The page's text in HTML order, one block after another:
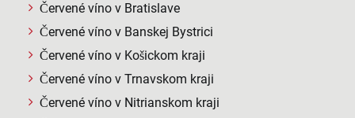
Červené víno v Bratislave
Červené víno v Banskej Bystrici
Červené víno v Košickom kraji
Červené víno v Trnavskom kraji
Červené víno v Nitrianskom kraji